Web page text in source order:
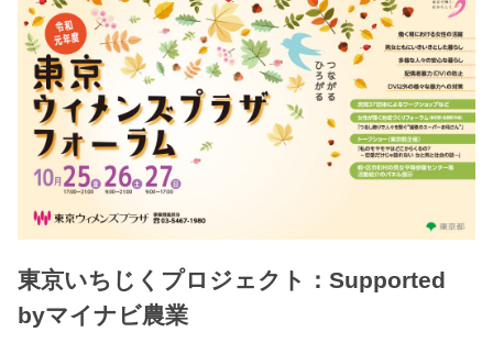
東京いちじくプロジェクト：Supported
byマイナビ農業